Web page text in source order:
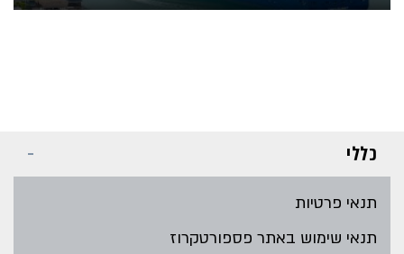
כללי
תנאי פרטיות
תנאי שימוש באתר פספורטקרוז